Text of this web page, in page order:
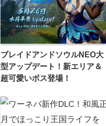
ブレイドアンドソウルNEO大
型アップデート！新エリア＆
超可愛いボス登場！